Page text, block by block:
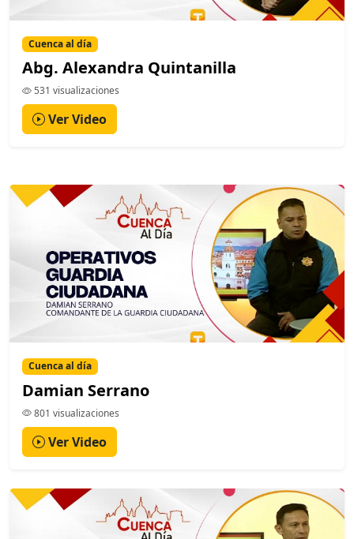
Cuenca al día
Abg. Alexandra Quintanilla
531 visualizaciones
Ver Video
Cuenca al día
Damian Serrano
801 visualizaciones
Ver Video